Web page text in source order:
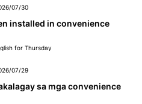
07/30
installed in convenience
for Thursday
07/29
sa mga convenience